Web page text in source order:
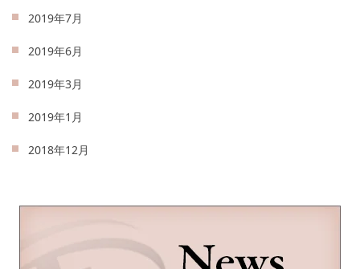
2019年7月
2019年6月
2019年3月
2019年1月
2018年12月